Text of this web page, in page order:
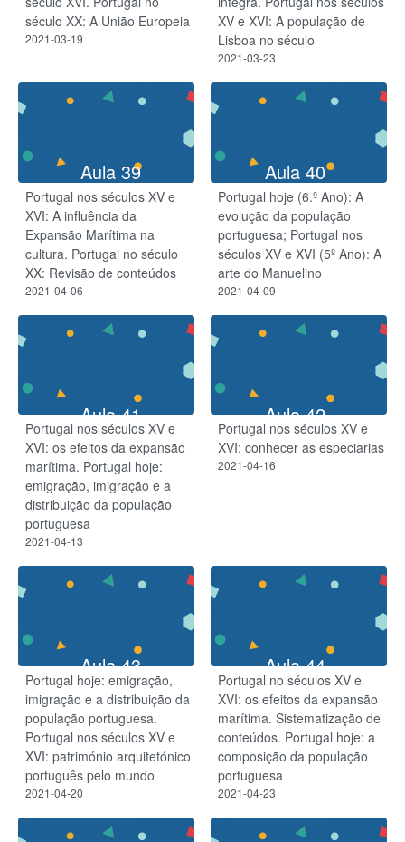
século XX: A União Europeia
2021-03-19
XV e XVI: A população de
Lisboa no século
2021-03-23
Aula 39
Portugal nos séculos XV e
XVI: A influência da
Expansão Marítima na
cultura. Portugal no século
XX: Revisão de conteúdos
2021-04-06
Aula 40
Portugal hoje (6.º Ano): A
evolução da população
portuguesa; Portugal nos
séculos XV e XVI (5º Ano): A
arte do Manuelino
2021-04-09
Aula 41
Portugal nos séculos XV e
XVI: os efeitos da expansão
marítima. Portugal hoje:
emigração, imigração e a
distribuição da população
portuguesa
2021-04-13
Aula 42
Portugal nos séculos XV e
XVI: conhecer as especiarias
2021-04-16
Aula 43
Portugal hoje: emigração,
imigração e a distribuição da
população portuguesa.
Portugal nos séculos XV e
XVI: património arquitetónico
português pelo mundo
2021-04-20
Aula 44
Portugal no séculos XV e
XVI: os efeitos da expansão
marítima. Sistematização de
conteúdos. Portugal hoje: a
composição da população
portuguesa
2021-04-23